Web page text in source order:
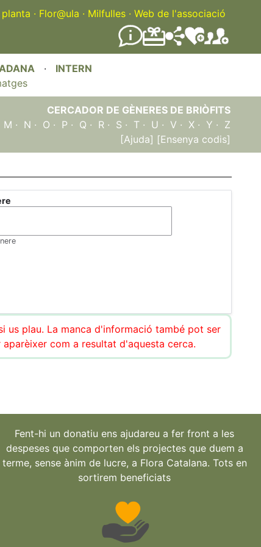
· Flor@ula · Milfulles · Web de l'associació
· INTERN
CERCADOR DE GÈNERES DE BRIÒFITS
M · N · O · P · Q · R · S · T · U · V · X · Y · Z
[Ajuda] [Ensenya codis]
us plau. La manca d'informació també pot ser
com a resultat d'aquesta cerca.
Fent-hi un donatiu ens ajudareu a fer front a les
despeses que comporten els projectes que duem a
terme, sense ànim de lucre, a Flora Catalana. Tots en
sortirem beneficiats